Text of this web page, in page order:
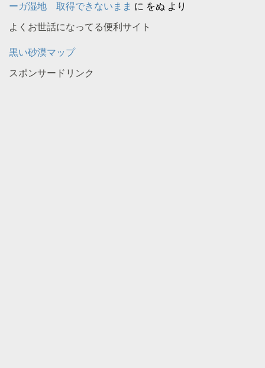
ーガ湿地 取得できないまま に をぬ より
よくお世話になってる便利サイト
黒い砂漠マップ
スポンサードリンク